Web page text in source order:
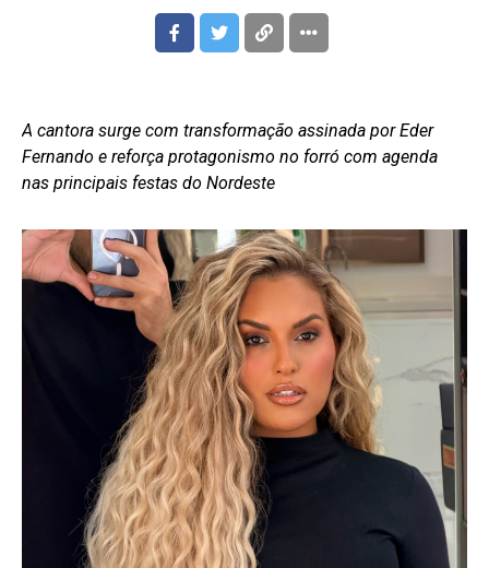
A cantora surge com transformação assinada por Eder
Fernando e reforça protagonismo no forró com agenda
nas principais festas do Nordeste